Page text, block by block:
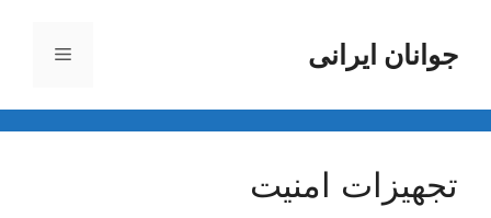
محتواجوانان ایرانی فهرست
تجهیزات امنیت